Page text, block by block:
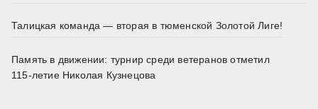
Талицкая команда — вторая в тюменской Золотой Лиге!
Память в движении: турнир среди ветеранов отметил
115‑летие Николая Кузнецова